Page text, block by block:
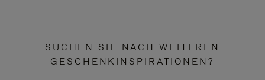
SUCHEN SIE NACH WEITEREN
GESCHENKINSPIRATIONEN?